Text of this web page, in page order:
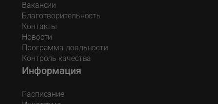
Вакансии
Благотворительность
Контакты
Новости
Программа лояльности
Контроль качества
Информация
Расписание